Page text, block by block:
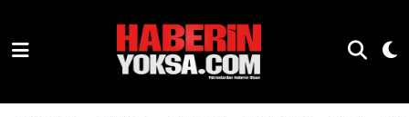
Hava Durumu